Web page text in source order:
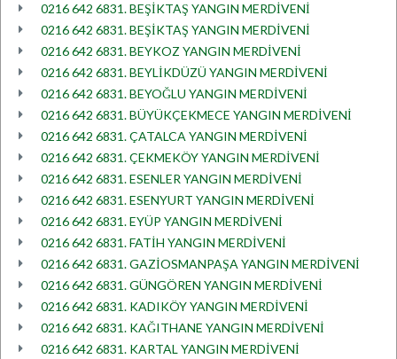
0216 642 6831. BEŞİKTAŞ YANGIN MERDİVENİ
0216 642 6831. BEŞİKTAŞ YANGIN MERDİVENİ
0216 642 6831. BEYKOZ YANGIN MERDİVENİ
0216 642 6831. BEYLİKDÜZÜ YANGIN MERDİVENİ
0216 642 6831. BEYOĞLU YANGIN MERDİVENİ
0216 642 6831. BÜYÜKÇEKMECE YANGIN MERDİVENİ
0216 642 6831. ÇATALCA YANGIN MERDİVENİ
0216 642 6831. ÇEKMEKÖY YANGIN MERDİVENİ
0216 642 6831. ESENLER YANGIN MERDİVENİ
0216 642 6831. ESENYURT YANGIN MERDİVENİ
0216 642 6831. EYÜP YANGIN MERDİVENİ
0216 642 6831. FATİH YANGIN MERDİVENİ
0216 642 6831. GAZİOSMANPAŞA YANGIN MERDİVENİ
0216 642 6831. GÜNGÖREN YANGIN MERDİVENİ
0216 642 6831. KADIKÖY YANGIN MERDİVENİ
0216 642 6831. KAĞITHANE YANGIN MERDİVENİ
0216 642 6831. KARTAL YANGIN MERDİVENİ